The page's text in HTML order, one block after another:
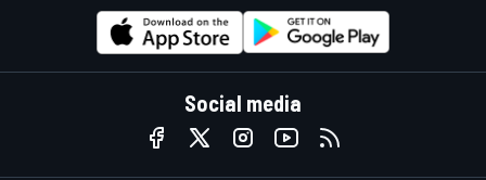
Social media